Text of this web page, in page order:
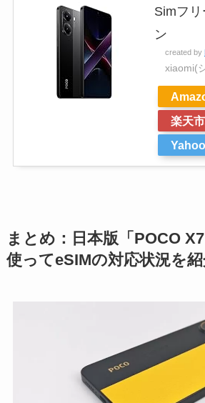
Simフ
ン
created by
xiaomi(
楽天
まとめ：日本版「POCO
使ってeSIMの対応状況を紹